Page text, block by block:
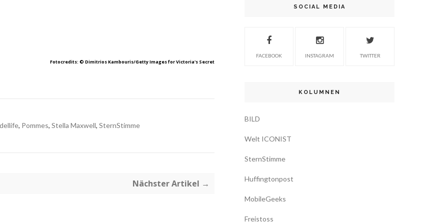
Fotocredits: © Dimitrios Kambouris/Getty Images for Victoria's Secret
, Pommes, Stella Maxwell, SternStimme
Nächster Artikel →
SOCIAL MEDIA
FACEBOOK INSTAGRAM TWITTER
KOLUMNEN
BILD
Welt ICONIST
SternStimme
Huffingtonpost
MobileGeeks
Freistoss